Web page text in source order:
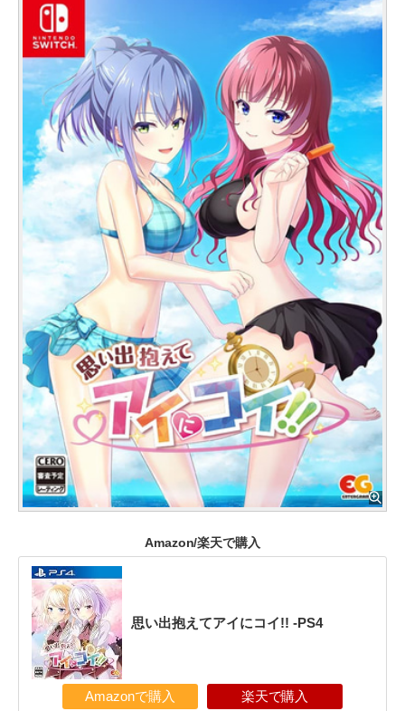
Amazon/楽天で購入
思い出抱えてアイにコイ!! -PS4
Amazonで購入 楽天で購入